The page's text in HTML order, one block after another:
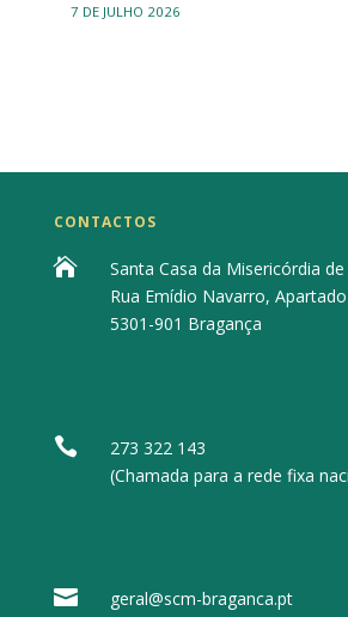
7 DE JULHO 2026
CONTACTOS

Santa Casa da Misericórdia
Rua Emídio Navarro,
5301-901 Bragança

273 322 143
(Chamada para a rede fixa
 geral@scm-braganca.pt